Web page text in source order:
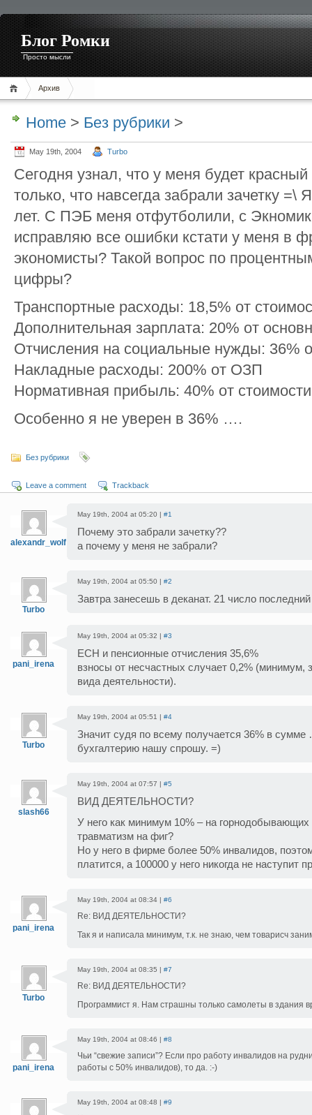
Блог Ромки
Просто мысли
Архив
Home > Без рубрики >
May 19th, 2004 Turbo
Сегодня узнал, что у меня будет
только, что навсегда забрали зачетку =\
лет. С ПЭБ меня отфутболили, с
исправляю все ошибки кстати у меня в
экономисты? Такой вопрос по
цифры?
Транспортные расходы: 18,5% от
Дополнительная зарплата: 20% от
Отчисления на социальные нужды: 36%
Накладные расходы: 200% от ОЗП
Нормативная прибыль: 40% от
Особенно я не уверен в 36% ….
Без рубрики
Leave a comment Trackback
alexandr_wolf
May 19th, 2004 at 05:20 | #1
Почему это забрали зачетку??
а почему у меня не забрали?
Turbo
May 19th, 2004 at 05:50 | #2
Завтра занесешь в деканат. 21 число
pani_irena
May 19th, 2004 at 05:32 | #3
ЕСН и пенсионные отчисления 35,6%
взносы от несчастных случает 0,2% (минимум,
вида деятельности).
Turbo
May 19th, 2004 at 05:51 | #4
Значит судя по всему получается 36% в сумме
бухгалтерию нашу спрошу. =)
slash66
May 19th, 2004 at 07:57 | #5
ВИД ДЕЯТЕЛЬНОСТИ?
У него как минимум 10% – на горнодобывающих
травматизм на фиг?
Но у него в фирме более 50% инвалидов,
платится, а 100000 у него никогда не наступит
pani_irena
May 19th, 2004 at 08:34 | #6
Re: ВИД ДЕЯТЕЛЬНОСТИ?
Так я и написала минимум, т.к. не знаю, чем товарисч
Turbo
May 19th, 2004 at 08:35 | #7
Re: ВИД ДЕЯТЕЛЬНОСТИ?
Программист я. Нам страшны только самолеты в здания
pani_irena
May 19th, 2004 at 08:46 | #8
Чьи “свежие записи”? Если про работу инвалидов на
работы с 50% инвалидов), то да. :-)
May 19th, 2004 at 08:48 | #9